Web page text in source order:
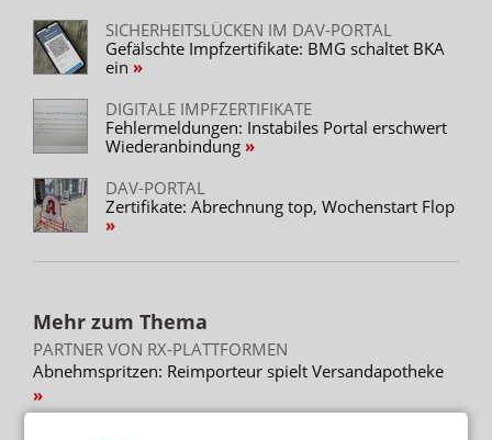
SICHERHEITSLÜCKEN IM DAV-PORTAL
Gefälschte Impfzertifikate: BMG schaltet BKA
ein
DIGITALE IMPFZERTIFIKATE
Fehlermeldungen: Instabiles Portal erschwert
Wiederanbindung
DAV-PORTAL
Zertifikate: Abrechnung top, Wochenstart Flop
Mehr zum Thema
PARTNER VON RX-PLATTFORMEN
Abnehmspritzen: Reimporteur spielt Versandapotheke